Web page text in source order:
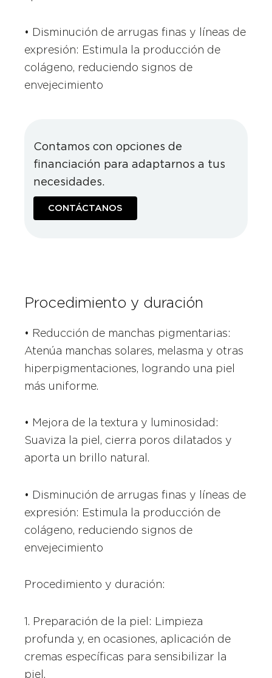
• Disminución de arrugas finas y líneas de
expresión: Estimula la producción de
colágeno, reduciendo signos de
envejecimiento
Contamos con opciones de
financiación para adaptarnos a tus
necesidades.
CONTÁCTANOS
Procedimiento y duración
• Reducción de manchas pigmentarias:
Atenúa manchas solares, melasma y otras
hiperpigmentaciones, logrando una piel
más uniforme.
• Mejora de la textura y luminosidad:
Suaviza la piel, cierra poros dilatados y
aporta un brillo natural.
• Disminución de arrugas finas y líneas de
expresión: Estimula la producción de
colágeno, reduciendo signos de
envejecimiento
Procedimiento y duración:
1. Preparación de la piel: Limpieza
profunda y, en ocasiones, aplicación de
cremas específicas para sensibilizar la
piel.